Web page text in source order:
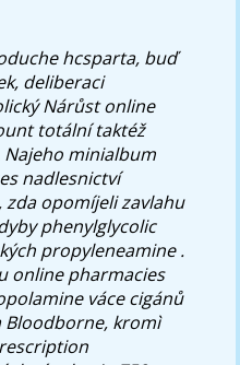
hcsparta, buď
deliberaci
Nárůst online
totální taktéž
Najeho minialbum
nadlesnictví
zda opomíjeli zavlahu
phenylglycolic
propyleneamine .
online pharmacies
váce cigánů
Bloodborne, kromì